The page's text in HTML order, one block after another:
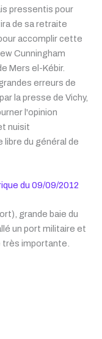
pressentis pour
de sa retraite
accomplir cette
Cunningham
Mers el-Kébir.
erreurs de
la presse de Vichy,
l'opinion
nuisit
libre du général de
du 09/09/2012
grande baie du
un port militaire et
très importante.